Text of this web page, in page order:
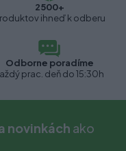
2500+
ihneď k odberu
Odborne poradíme
prac. deň do 15:30h
novinkách ako